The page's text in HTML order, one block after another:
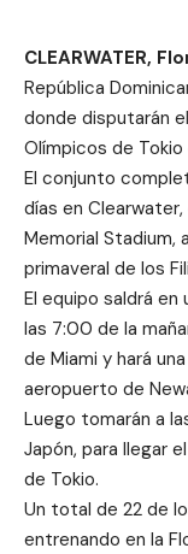
CLEARWATER,
República
donde disputarán
Olímpicos de
El conjunto
días en
Memorial
primaveral de los
El equipo saldrá
las 7:00 de la
de Miami y hará
aeropuerto de
Luego tomarán a
Japón, para llegar
de Tokio.
Un total de 22 de
entrenando en la